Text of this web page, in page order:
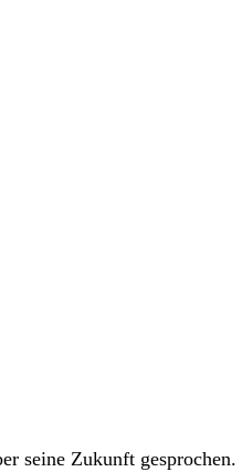
seine Zukunft gesprochen.